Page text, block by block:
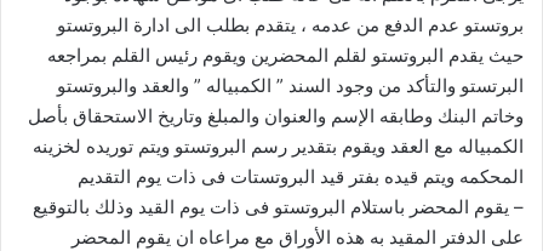
بروتستو عدم الدفع من عدمه ، يتقدم بطلب الى ادارة البروتستو
حيث يقدم البروتستو لقلم المحضرين ويقوم رئيس القلم بمراجعه
البرتستو والتأكد من وجود السند ” الكمبياله ” والعقد والبروتستو
وخاتم البنك وطابقه الإسم والعنوان والمبلغ وتاريخ الاستحقاق بأصل
الكمبياله مع العقد ويقوم بتقدير رسم البروتستو ويتم توريده لخزينه
المحكمه ويتم قيده بفتر قيد البروتستات فى ذات يوم التقديم
– يقوم المحضر باستلام البروتستو فى ذات يوم القيد وذلك بالتوقيع
على الدفتر المقيد به هذه الأوراق مع مراعاه ان يقوم المحضر